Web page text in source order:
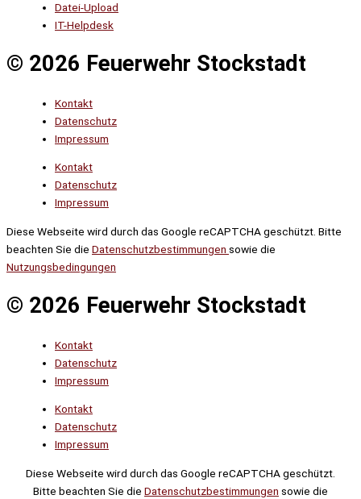
Datei-Upload
IT-Helpdesk
© 2026 Feuerwehr Stockstadt
Kontakt
Datenschutz
Impressum
Kontakt
Datenschutz
Impressum
Diese Webseite wird durch das Google reCAPTCHA geschützt. Bitte
beachten Sie die Datenschutzbestimmungen sowie die
Nutzungsbedingungen
© 2026 Feuerwehr Stockstadt
Kontakt
Datenschutz
Impressum
Kontakt
Datenschutz
Impressum
Diese Webseite wird durch das Google reCAPTCHA geschützt.
Bitte beachten Sie die Datenschutzbestimmungen sowie die